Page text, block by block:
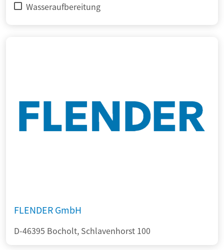
Wasseraufbereitung
FLENDER GmbH
D-46395 Bocholt, Schlavenhorst 100